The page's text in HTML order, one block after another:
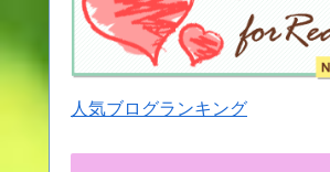
人気ブログランキング